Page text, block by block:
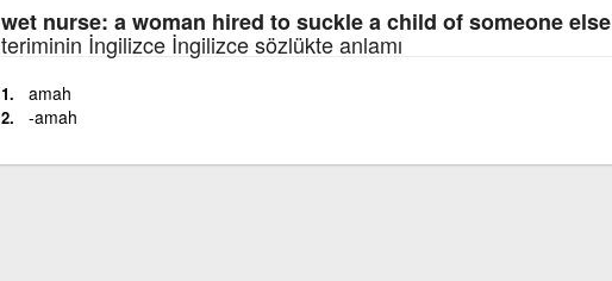
wet nurse: a woman hired to suckle a child of someone else
teriminin İngilizce İngilizce sözlükte anlamı
amah
-amah